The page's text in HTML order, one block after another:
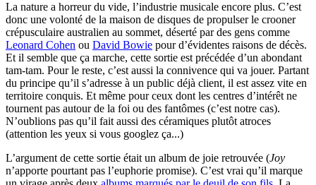
La nature a horreur du vide, l’industrie musicale encore plus. C’est
donc une volonté de la maison de disques de propulser le crooner
crépusculaire australien au sommet, déserté par des gens comme
Leonard Cohen ou David Bowie pour d’évidentes raisons de décès.
Et il semble que ça marche, cette sortie est précédée d’un abondant
tam-tam. Pour le reste, c’est aussi la connivence qui va jouer. Partant
du principe qu’il s’adresse à un public déjà client, il est assez vite en
territoire conquis. Et même pour ceux dont les centres d’intérêt ne
tournent pas autour de la foi ou des fantômes (c’est notre cas).
N’oublions pas qu’il fait aussi des céramiques plutôt atroces
(attention les yeux si vous googlez ça...)
L’argument de cette sortie était un album de joie retrouvée (Joy
n’apporte pourtant pas l’euphorie promise). C’est vrai qu’il marque